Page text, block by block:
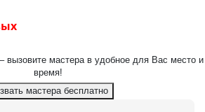
вызовите мастера в удобное для Вас место и
время!
мастера бесплатно